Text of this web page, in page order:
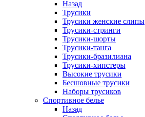
Назад
Трусики
Трусики женские слипы
Трусики-стринги
Трусики-шорты
Трусики-танга
Трусики-бразилиана
Трусики-хипстеры
Высокие трусики
Бесшовные трусики
Наборы трусиков
Спортивное белье
Назад